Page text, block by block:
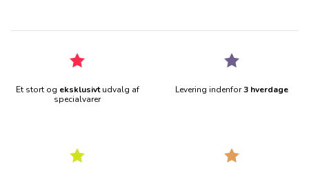
Et stort og eksklusivtudvalg af
specialvarer
Levering indenfor3 hverdage